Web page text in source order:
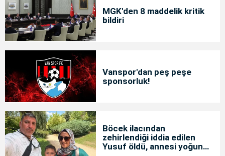
MGK'den 8 maddelik kritik
bildiri
Vanspor'dan peş peşe
sponsorluk!
Böcek ilacından
zehirlendiği iddia edilen
Yusuf öldü, annesi yoğun